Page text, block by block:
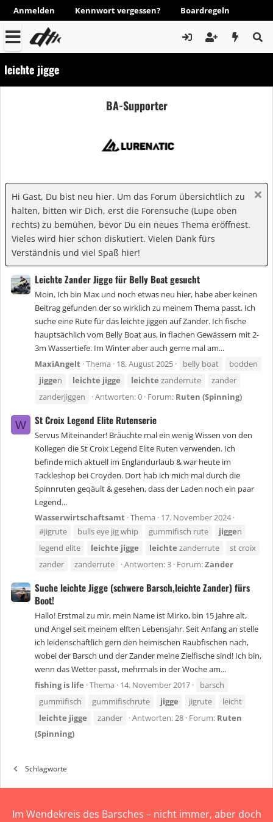
Anmelden Kennwort vergessen? Boardregeln
leichte jigge
BA-Supporter
Hi Gast, Du bist neu hier. Um das Forum übersichtlich zu
halten, bitten wir Dich, erst die Forensuche (Lupe oben
rechts) zu bemühen, bevor Du ein neues Thema eröffnest.
Vieles wird hier schon diskutiert. Vielen Dank fürs
Verständnis und viel Spaß hier!
Leichte Zander Jigge für Belly Boat gesucht
Moin, Ich bin Max und noch etwas neu hier, habe aber keinen
Beitrag gefunden der so wirklich zu meinem Thema passt. Ich
suche eine Rute für das leichte jiggen auf Zander. Ich fische
hauptsächlich vom Belly Boat aus, in flachen Gewässern mit 2-
3m Wassertiefe. Im Winter aber auch gerne mal am...
MaxiAngelt Thema 18. August 2025 belly boat
bodden
jiggen leichte jigge leichte zanderrute
zander
zanderjiggen
Antworten: 0 Forum: Ruten (Spinning)
W St Croix Legend Elite Rutenserie
Servus Miteinander! Bräuchte mal ein wenig Wissen von den
Kollegen die St Croix Legend Elite Ruten verwenden. Ich
befinde mich aktuell im Englandurlaub & war heute im
Tackleshop bei Croyden. Dort hab ich mich mal durch die
Spinnruten geqäult & gesehen, dass der Laden noch ein paar
Legend...
Wasserwirtschaftsamt Thema
17. November 2024
#jigrute
bulls eye jig whip gummifisch rute jiggen
legend elite
leichte jigge leichte zanderrute
st croix
zander
zanderrute Antworten: 3 Forum:Zander
Suche leichte Jigge (schwere Barsch,leichte Zander) fürs
Boot!
Hallo! Erstmal zu mir, mein Name ist Mirko, bin 15 Jahre alt,
und Angel seit meinem elften Lebensjahr. Seit Anfang an stelle
ich leidenschaftlich gern den heimischen Raubfischen nach,
wobei der Barsch und der Zander meine Zielfische sind! Ich bin,
wenn das Wetter passt, mehrmals in der Woche am...
fishing is life Thema 14. November 2017
barsch
gummifisch
gummifischrute jigge jigrute
leicht
leichte jigge zander Antworten: 28 Forum: Ruten
(Spinning)
Schlagworte
Im Wendekreis des Barsches – nicht immer, aber doch